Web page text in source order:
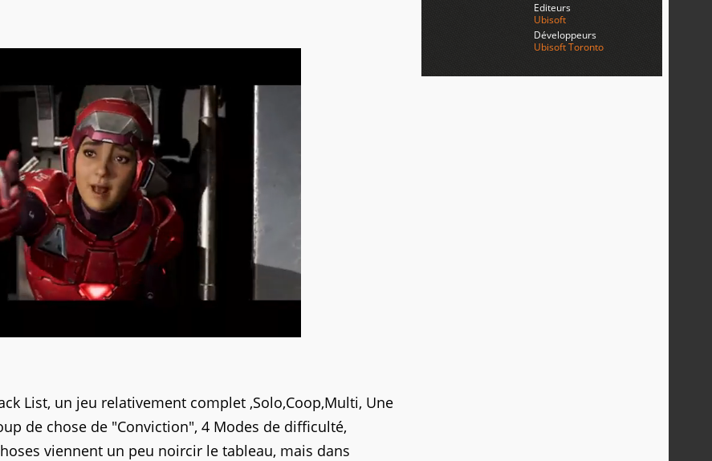
List, un jeu relativement complet ,Solo,Coop,Multi, Une
de chose de "Conviction", 4 Modes de difficulté,
viennent un peu noircir le tableau, mais dans
Editeurs
Ubisoft
Développeurs
Ubisoft Toronto